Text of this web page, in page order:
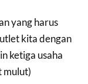
yang harus
kita dengan
ketiga usaha
mulut)